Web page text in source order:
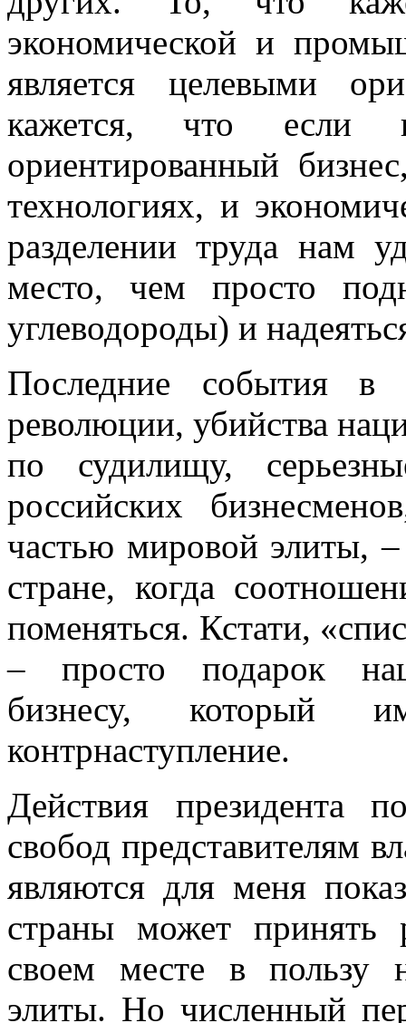
экономической и
является целевыми
кажется, что если
ориентированный
технологиях, и
разделении труда нам
место, чем просто
углеводороды) и
Последние события
революции, убийства
по судилищу,
российских
частью мировой элиты, –
стране, когда
поменяться. Кстати,
– просто подарок
бизнесу, который
контрнаступление.
Действия президента
свобод представителям
являются для меня
страны может
своем месте в пользу
элиты. Но численный